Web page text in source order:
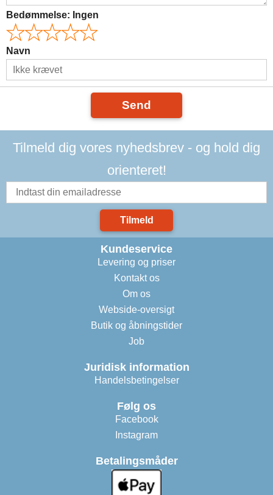
Bedømmelse: Ingen
Navn
Send
Tilmeld dig vores nyhedsbrev - og hold dig
orienteret!
Tilmeld
Kundeservice
Levering og priser
Kontakt os
Om os
Webside-oversigt
Butik og åbningstider
Job
Juridisk information
Handelsbetingelser
Følg os
Facebook
Instagram
Betalingsmåder